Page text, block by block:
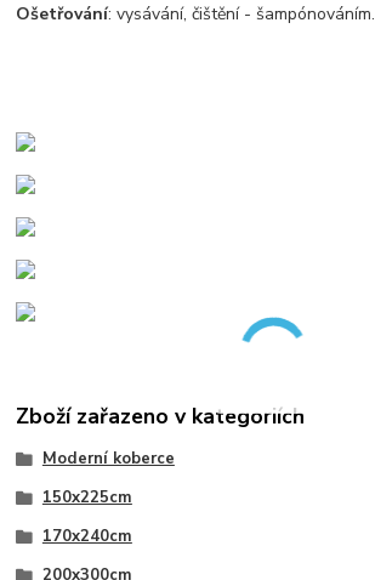
Ošetřování: vysávání, čištění - šampónováním.
Zboží zařazeno v kategoriích
Moderní koberce
150x225cm
170x240cm
200x300cm